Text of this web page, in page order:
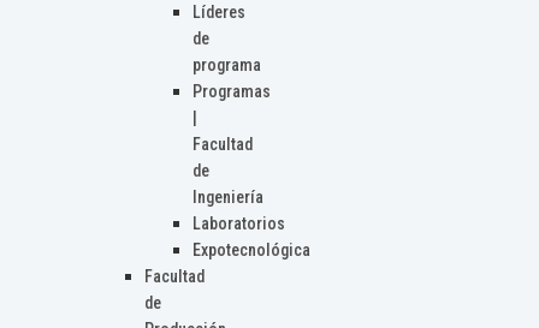
Líderes
de
programa
Programas
Facultad
de
Ingeniería
Laboratorios
Expotecnológica
Facultad
de